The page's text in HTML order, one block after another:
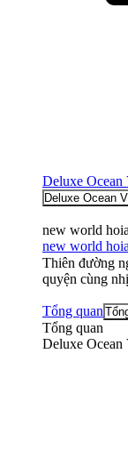
Deluxe
Deluxe Ocean
new world
new world
Thiên đường
quyện cùng
Tổng quan
Tổng quan
Deluxe